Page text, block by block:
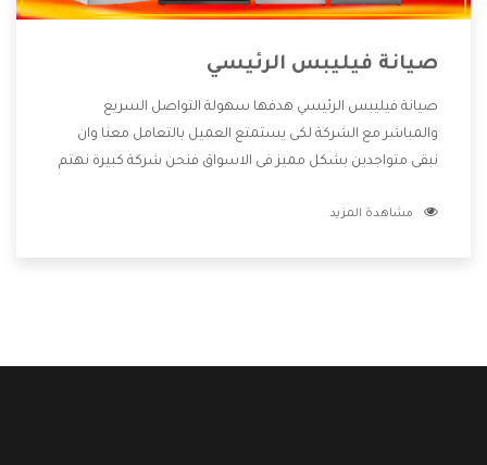
صيانة فيليبس الرئيسي
صيانة فيليبس الرئيسي هدفها سهولة التواصل السريع
والمباشر مع الشركة لكى يستمتع العميل بالتعامل معنا وان
نبقى متواجدين بشكل مميز فى الاسواق فنحن شركة كبيرة نهتم
الشركة بها والتى تكون منها خدمة الصيانة التى تكون من أهم
مشاهدة المزيد